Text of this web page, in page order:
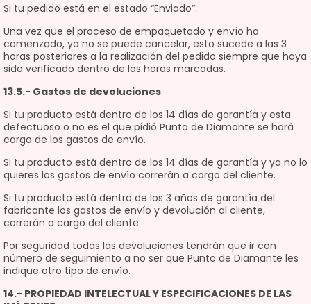
Si tu pedido está en el estado “Enviado”.
Una vez que el proceso de empaquetado y envío ha
comenzado, ya no se puede cancelar, esto sucede a las 3
horas posteriores a la realización del pedido siempre que haya
sido verificado dentro de las horas marcadas.
13.5.- Gastos de devoluciones
Si tu producto está dentro de los 14 días de garantía y esta
defectuoso o no es el que pidió Punto de Diamante se hará
cargo de los gastos de envío.
Si tu producto está dentro de los 14 días de garantía y ya no lo
quieres los gastos de envío correrán a cargo del cliente.
Si tu producto está dentro de los 3 años de garantía del
fabricante los gastos de envío y devolución al cliente,
correrán a cargo del cliente.
Por seguridad todas las devoluciones tendrán que ir con
número de seguimiento a no ser que Punto de Diamante les
indique otro tipo de envío.
14.- PROPIEDAD INTELECTUAL Y ESPECIFICACIONES DE LAS